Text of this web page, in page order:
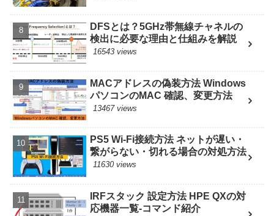
DFSとは？5GHz帯無線チャネルの
検出に必要な理由と仕組みを解説
16543 views
MACアドレスの偽装方法 Windows
パソコンのMAC 確認、変更方法
13467 views
PS5 Wi-Fi接続方法 ネットが遅い・
繋がらない・切れる場合の対処方法
11630 views
IRFスタック 設定方法 HPE QXの対
応機器一覧-コマンド紹介